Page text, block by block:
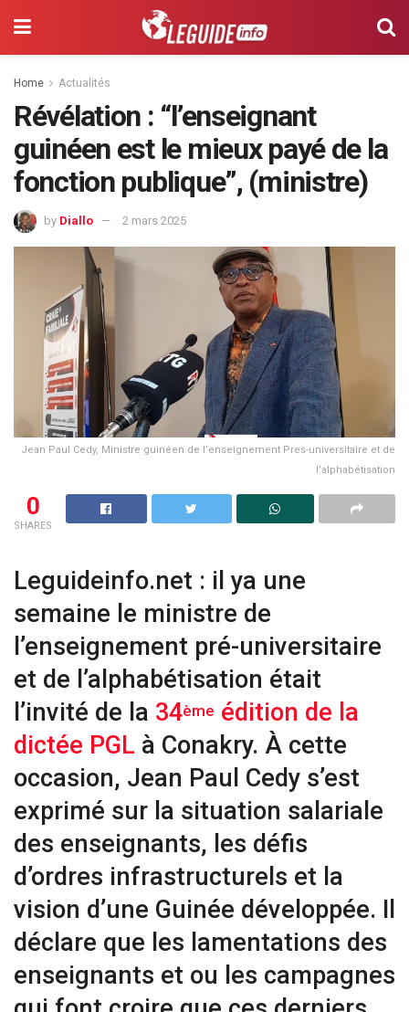
Home Actualités
Révélation : “l’enseignant
guinéen est le mieux payé de la
fonction publique”, (ministre)
by Diallo 2 mars 2025
Jean Paul Cedy, Ministre guinéen de l’enseignement Pres-universitaire et de
l’alphabétisation
0
SHARES
Leguideinfo.net : il ya une
semaine le ministre de
l’enseignement pré-universitaire
et de l’alphabétisation était
l’invité de la 34ème édition de la
dictée PGL à Conakry. À cette
occasion, Jean Paul Cedy s’est
exprimé sur la situation salariale
des enseignants, les défis
d’ordres infrastructurels et la
vision d’une Guinée développée. Il
déclare que les lamentations des
enseignants et ou les campagnes